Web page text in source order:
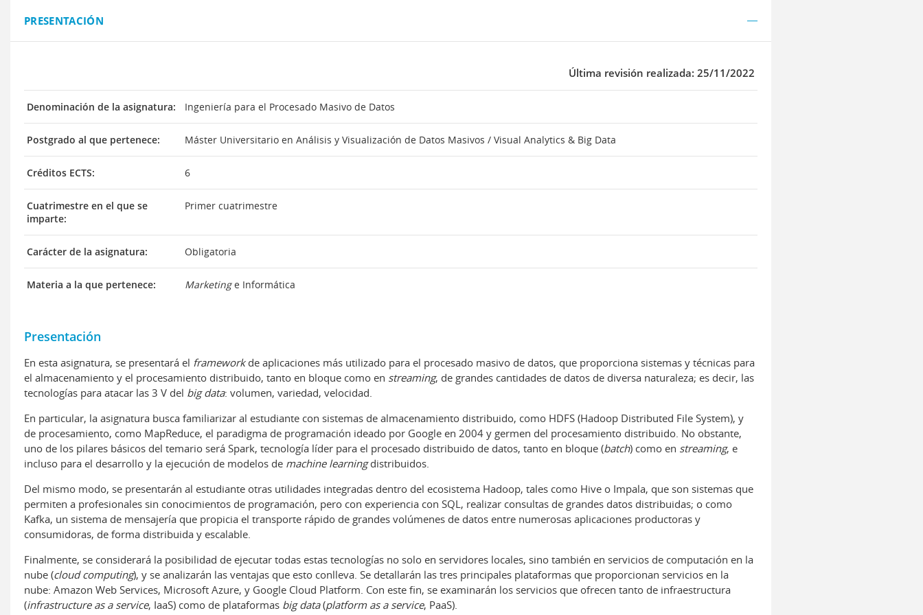
PRESENTACIÓN
Última revisión realizada: 25/11/2022
Denominación de la asignatura: Ingeniería para el Procesado Masivo de Datos
Postgrado al que pertenece: Máster Universitario en Análisis y Visualización de Datos Masivos / Visual Analytics & Big Data
Créditos ECTS: 6
Cuatrimestre en el que se
imparte:
Primer cuatrimestre
Carácter de la asignatura: Obligatoria
Materia a la que pertenece: Marketinge Informática
Presentación
En esta asignatura, se presentará el frameworkde aplicaciones más utilizado para el procesado masivo de datos, que proporciona sistemas y técnicas para
el almacenamiento y el procesamiento distribuido, tanto en bloque como en streaming, de grandes cantidades de datos de diversa naturaleza; es decir, las
tecnologías para atacar las 3 V del big data: volumen, variedad, velocidad.
En particular, la asignatura busca familiarizar al estudiante con sistemas de almacenamiento distribuido, como HDFS (Hadoop Distributed File System), y
de procesamiento, como MapReduce, el paradigma de programación ideado por Google en 2004 y germen del procesamiento distribuido. No obstante,
uno de los pilares básicos del temario será Spark, tecnología líder para el procesado distribuido de datos, tanto en bloque (batch) como en streaming, e
incluso para el desarrollo y la ejecución de modelos de machine learningdistribuidos.
Del mismo modo, se presentarán al estudiante otras utilidades integradas dentro del ecosistema Hadoop, tales como Hive o Impala, que son sistemas que
permiten a profesionales sin conocimientos de programación, pero con experiencia con SQL, realizar consultas de grandes datos distribuidas; o como
Kafka, un sistema de mensajería que propicia el transporte rápido de grandes volúmenes de datos entre numerosas aplicaciones productoras y
consumidoras, de forma distribuida y escalable.
Finalmente, se considerará la posibilidad de ejecutar todas estas tecnologías no solo en servidores locales, sino también en servicios de computación en la
nube (cloud computing), y se analizarán las ventajas que esto conlleva. Se detallarán las tres principales plataformas que proporcionan servicios en la
nube: Amazon Web Services, Microsoft Azure, y Google Cloud Platform. Con este fin, se examinarán los servicios que ofrecen tanto de infraestructura
(infrastructure as a service, IaaS) como de plataformas big data(platform as a service, PaaS).